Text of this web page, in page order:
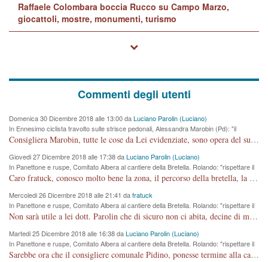
Raffaele Colombara boccia Rucco su Campo Marzo,
giocattoli, mostre, monumenti, turismo
Commenti degli utenti
Domenica 30 Dicembre 2018 alle 13:00 daLuciano Parolin (Luciano)
In Ennesimo ciclista travolto sulle strisce pedonali, Alessandra Marobin (Pd): "il
Comune si svegli"
Consigliera Marobin, tutte le cose da Lei evidenziate, sono opera del suo ex Assessore e compagno di Partito Antonio Marco Dalla Pozza Assessore alla "progettazione" di piste ciclabili e altre porcherie. A lui manderei il conto da saldare per incidenti e danni alle persone. E' ora che "finiamola." Avete perso rassegnatevi. qui IL SINDACO RUCCO NON C'ENTRA PER NIENTE. CAPITO!!!!!!!! Amen.
Giovedi 27 Dicembre 2018 alle 17:38 daLuciano Parolin (Luciano)
In Panettone e ruspe, Comitato Albera al cantiere della Bretella. Rolando: "rispettare il
cronoprogramma"
Caro fratuck, conosco molto bene la zona, il percorso della bretella, la situazione dei cittadini, abito in Viale Trento. A partire dal 2003 ho partecipato al Comitato di Maddalene pro bretella, e a riunioni propositive per apportare modifiche al progetto. Numerose mie foto del territorio sono arrivate a Roma, altri miei interventi (non graditi dalla Sx) sono stati pubblicati dal GdV, assieme ad altri come Ciro Asproso, ora favorevole alla bretella. Ho partecipato alla raccolta firme per la chiusura della strada x 5 giorni eseguita dal Sindaco Hullwech per sforamento 180 Micro/g. Pertanto come impegno per la tematica sono apposto con la coscienza. Ora il Progetto è partito, fine! Voglio dire che la nuova Giunta "comunale" non c'entra più. L'opera sarà "malauguratamente" eseguita, ma non con il mio placet. Il Consigliere Comunale dovrebbe capire che la campagna elettorale è finita, con buona pace di tutti. Quello che invece dovrebbe interessare è la proprietà della strada, dall'uscita autostradale Ovest, sino alla Rotatoria dell'Albara, vi sono tre possessori: Autostrade SpA; La Provincia, il Comune. Come la mettiamo per il futuro ? I costi, da 50 sono saliti a 100 milioni di € come dire 20 milioni a KM (!) da non credere. Comunque si farà. Ma nessuno canti Vittoria, anzi meglio non farne un ulteriore fatto "partitico" per questioni elettorali o di seggio. Se mi manda la sua mail, sono disponibile ad inviare i documenti e le foto sopra descritte. Con ossequi, Luciano Parolin
Mercoledi 26 Dicembre 2018 alle 21:41 dafratuck
In Panettone e ruspe, Comitato Albera al cantiere della Bretella. Rolando: "rispettare il
cronoprogramma"
Non sarà utile a lei dott. Parolin che di sicuro non ci abita, decine di migliaia di TIR, automobili e padroncini che passano quotidianamente per una strada appena rotabile, non è più possibile stendere i panni, attraversare la strada senza rischiare la morte, le case stanno crepando, i tempi sono cambiati e la bretella non passerà assolutamente per maddalene (ma cosa sta a dire?!), dia invece responsabilità a chi ha costruito tagliando la strada che doveva invece terminare a isola vicentina e non al moracchino lasciando Motta di Costabissara ancora in panne di traffico. I tempi sono cambiati dottore e se l'anagrafe della vita stagna nell'essere umano impressioni conservatrici, la società non le considera perchè va avanti, si industrializza e ha bisogno di infrastrutture e di sviluppo. Ultima considerazione, se è geloso di Rolando perchè vede in lui solo campagne politiche mentre si difendono i SOLI diritti dei cittadini, la preghiamo faccia considerazioni più appropriate. Saluti e complimenti per i suoi scritti.
Martedi 25 Dicembre 2018 alle 16:38 daLuciano Parolin (Luciano)
In Panettone e ruspe, Comitato Albera al cantiere della Bretella. Rolando: "rispettare il
cronoprogramma"
Sarebbe ora che il consigliere comunale Pidino, ponesse termine alla campagna elettorale nel territorio del suo seggio Villaggio del Sole. La tiraca è iniziata, distruggerà 6 km di prateria ovest della città, ricca di fonti e sorgenti d'acqua. I cittadini di Maddalene non avranno più Pace la notte. Molta colpa per la costruzione di questa Strada è proprio del signor Rolando,dei suoi gazebo mobili e che vuol far passare questa opera VANDALICA come progetto "utile" a chi ? Non è cosa seria sig. Rolando!